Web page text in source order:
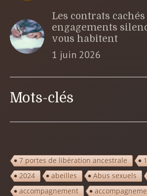
Les contrats cachés
engagements
vous habitent
1 juin 2026
Mots-clés
7 portes de libération ancestrale
2024
abeilles Abus sexuels
accompagnement